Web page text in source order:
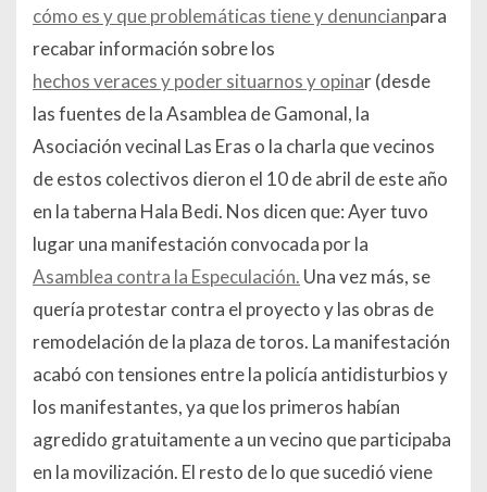
cómo es y que problemáticas tiene y denuncianpara
recabar información sobre los
hechos veraces y poder situarnos y opinar (desde
las fuentes de la Asamblea de Gamonal, la
Asociación vecinal Las Eras o la charla que vecinos
de estos colectivos dieron el 10 de abril de este año
en la taberna Hala Bedi. Nos dicen que:Ayer tuvo
lugar una manifestación convocada por la
Asamblea contra la Especulación. Una vez más, se
quería protestar contra el proyecto y las obras de
remodelación de la plaza de toros. La manifestación
acabó con tensiones entre la policía antidisturbios y
los manifestantes, ya que los primeros habían
agredido gratuitamente a un vecino que participaba
en la movilización. El resto de lo que sucedió viene